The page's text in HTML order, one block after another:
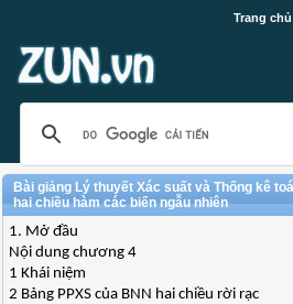
Trang chủ
Bài giảng Lý thuyết Xác suất và Thống kê
hai chiều hàm các biến ngẫu nhiên
1. Mở đầu
Nội dung chương 4
1 Khái niệm
2 Bảng PPXS của BNN hai chiều rời rạc